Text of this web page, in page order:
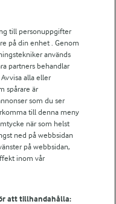
till personuppgifter
på din enhet . Genom
används
partners behandlar
alla eller
spårare är
som du ser
till denna meny
när som helst
ned på webbsidan
på webbsidan,
inom vår
att tillhandahålla: